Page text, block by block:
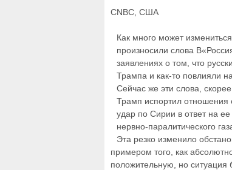
CNBC, США
Как много может
произносили слова
заявлениях о том, что
Трампа и как-то повлияли
Сейчас же эти слова,
Трамп испортил отношения
удар по Сирии в ответ на
нервно-паралитического
Эта резко изменило
примером того, как
положительную, но ситуация